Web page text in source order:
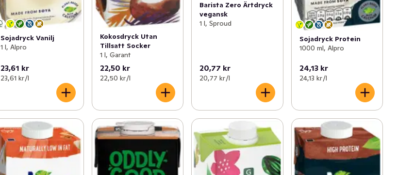
Sojadryck Vanilj
1 l, Alpro
23,61 kr
23,61 kr /l
Kokosdryck Utan
Tillsatt Socker
1 l, Garant
22,50 kr
22,50 kr /l
Barista Zero Ärtdryck
vegansk
1 l, Sproud
20,77 kr
20,77 kr /l
Sojadryck Protein
1000 ml, Alpro
24,13 kr
24,13 kr /l